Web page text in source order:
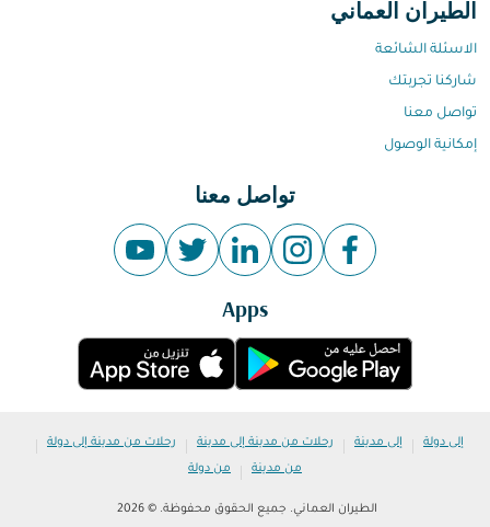
الطيران العماني
الاسئلة الشائعة
شاركنا تجربتك
تواصل معنا
إمكانية الوصول
تواصل معنا
Apps
إلى دولة | إلى مدينة | رحلات من مدينة إلى مدينة | رحلات من مدينة إلى دولة |
من مدينة | من دولة
الطيران العماني. جميع الحقوق محفوظة. © 2026